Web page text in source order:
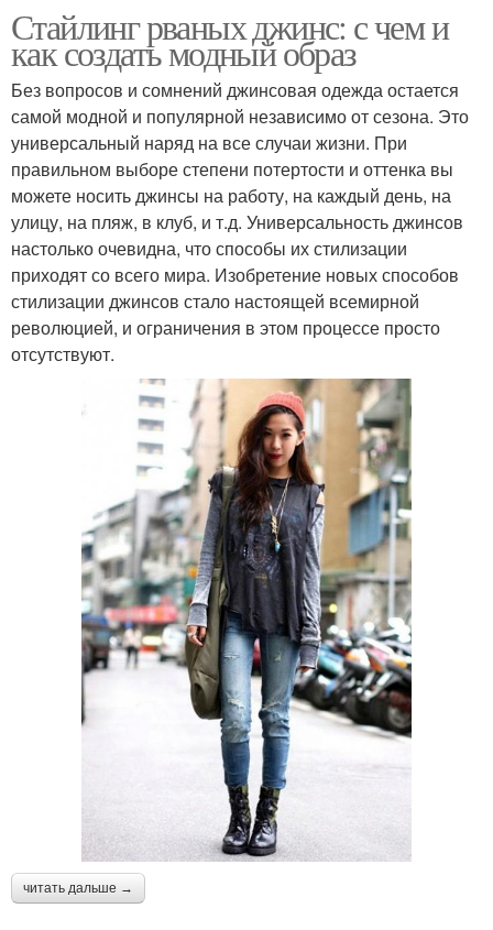
Стайлинг рваных джинс: с чем и
как создать модный образ
Без вопросов и сомнений джинсовая одежда остается
самой модной и популярной независимо от сезона. Это
универсальный наряд на все случаи жизни. При
правильном выборе степени потертости и оттенка вы
можете носить джинсы на работу, на каждый день, на
улицу, на пляж, в клуб, и т.д. Универсальность джинсов
настолько очевидна, что способы их стилизации
приходят со всего мира. Изобретение новых способов
стилизации джинсов стало настоящей всемирной
революцией, и ограничения в этом процессе просто
отсутствуют.
читать дальше →